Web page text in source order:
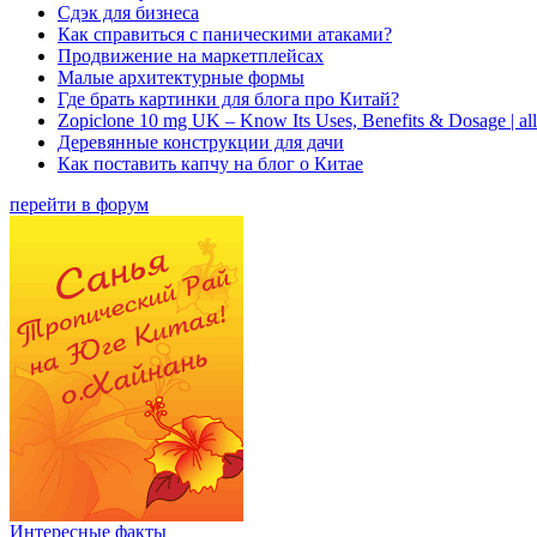
Сдэк для бизнеса
Как справиться с паническими атаками?
Продвижение на маркетплейсах
Малые архитектурные формы
Где брать картинки для блога про Китай?
Zopiclone 10 mg UK – Know Its Uses, Benefits & Dosage |
Деревянные конструкции для дачи
Как поставить капчу на блог о Китае
перейти в форум
Интересные факты